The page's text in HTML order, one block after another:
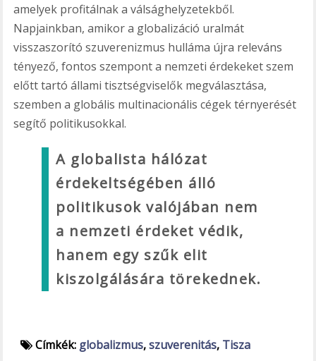
amelyek profitálnak a válsághelyzetekből.
Napjainkban, amikor a globalizáció uralmát
visszaszorító szuverenizmus hulláma újra releváns
tényező, fontos szempont a nemzeti érdekeket szem
előtt tartó állami tisztségviselők megválasztása,
szemben a globális multinacionális cégek térnyerését
segítő politikusokkal.
A globalista hálózat
érdekeltségében álló
politikusok valójában nem
a nemzeti érdeket védik,
hanem egy szűk elit
kiszolgálására törekednek.
Címkék: globalizmus,szuverenitás, Tisza